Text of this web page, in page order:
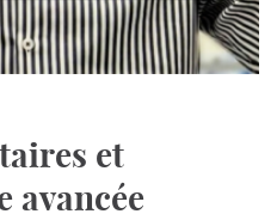
et
avancée